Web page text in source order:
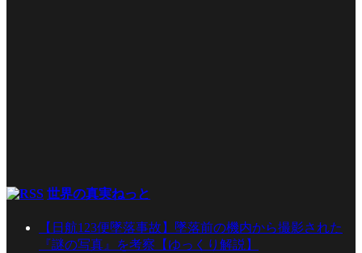
世界の真実ねっと
【日航123便墜落事故】墜落前の機内から撮影された
『謎の写真』を考察【ゆっくり解説】